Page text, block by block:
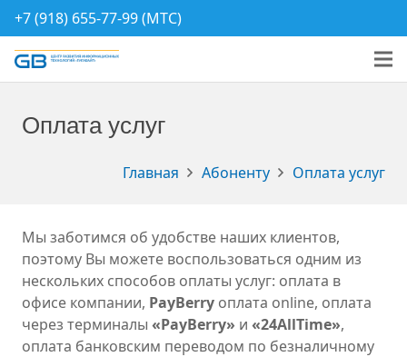
+7 (918) 655-77-99 (МТС)
Оплата услуг
Главная Абоненту Оплата услуг
Мы заботимся об удобстве наших клиентов,
поэтому Вы можете воспользоваться одним из
нескольких способов оплаты услуг: оплата в
офисе компании, PayBerry оплата online, оплата
через терминалы «PayBerry» и «24AllTime»,
оплата банковским переводом по безналичному